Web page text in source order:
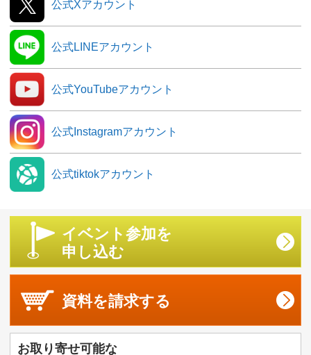
公式Xアカウント
公式LINEアカウント
公式YouTubeアカウント
公式Instagramアカウント
公式tiktokアカウント
イベント参加を
申し込む
資料を請求する
お取り寄せ可能な